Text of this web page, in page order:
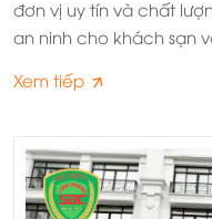
đơn vị uy tín và chất
an ninh cho khách sạn
Xem tiếp